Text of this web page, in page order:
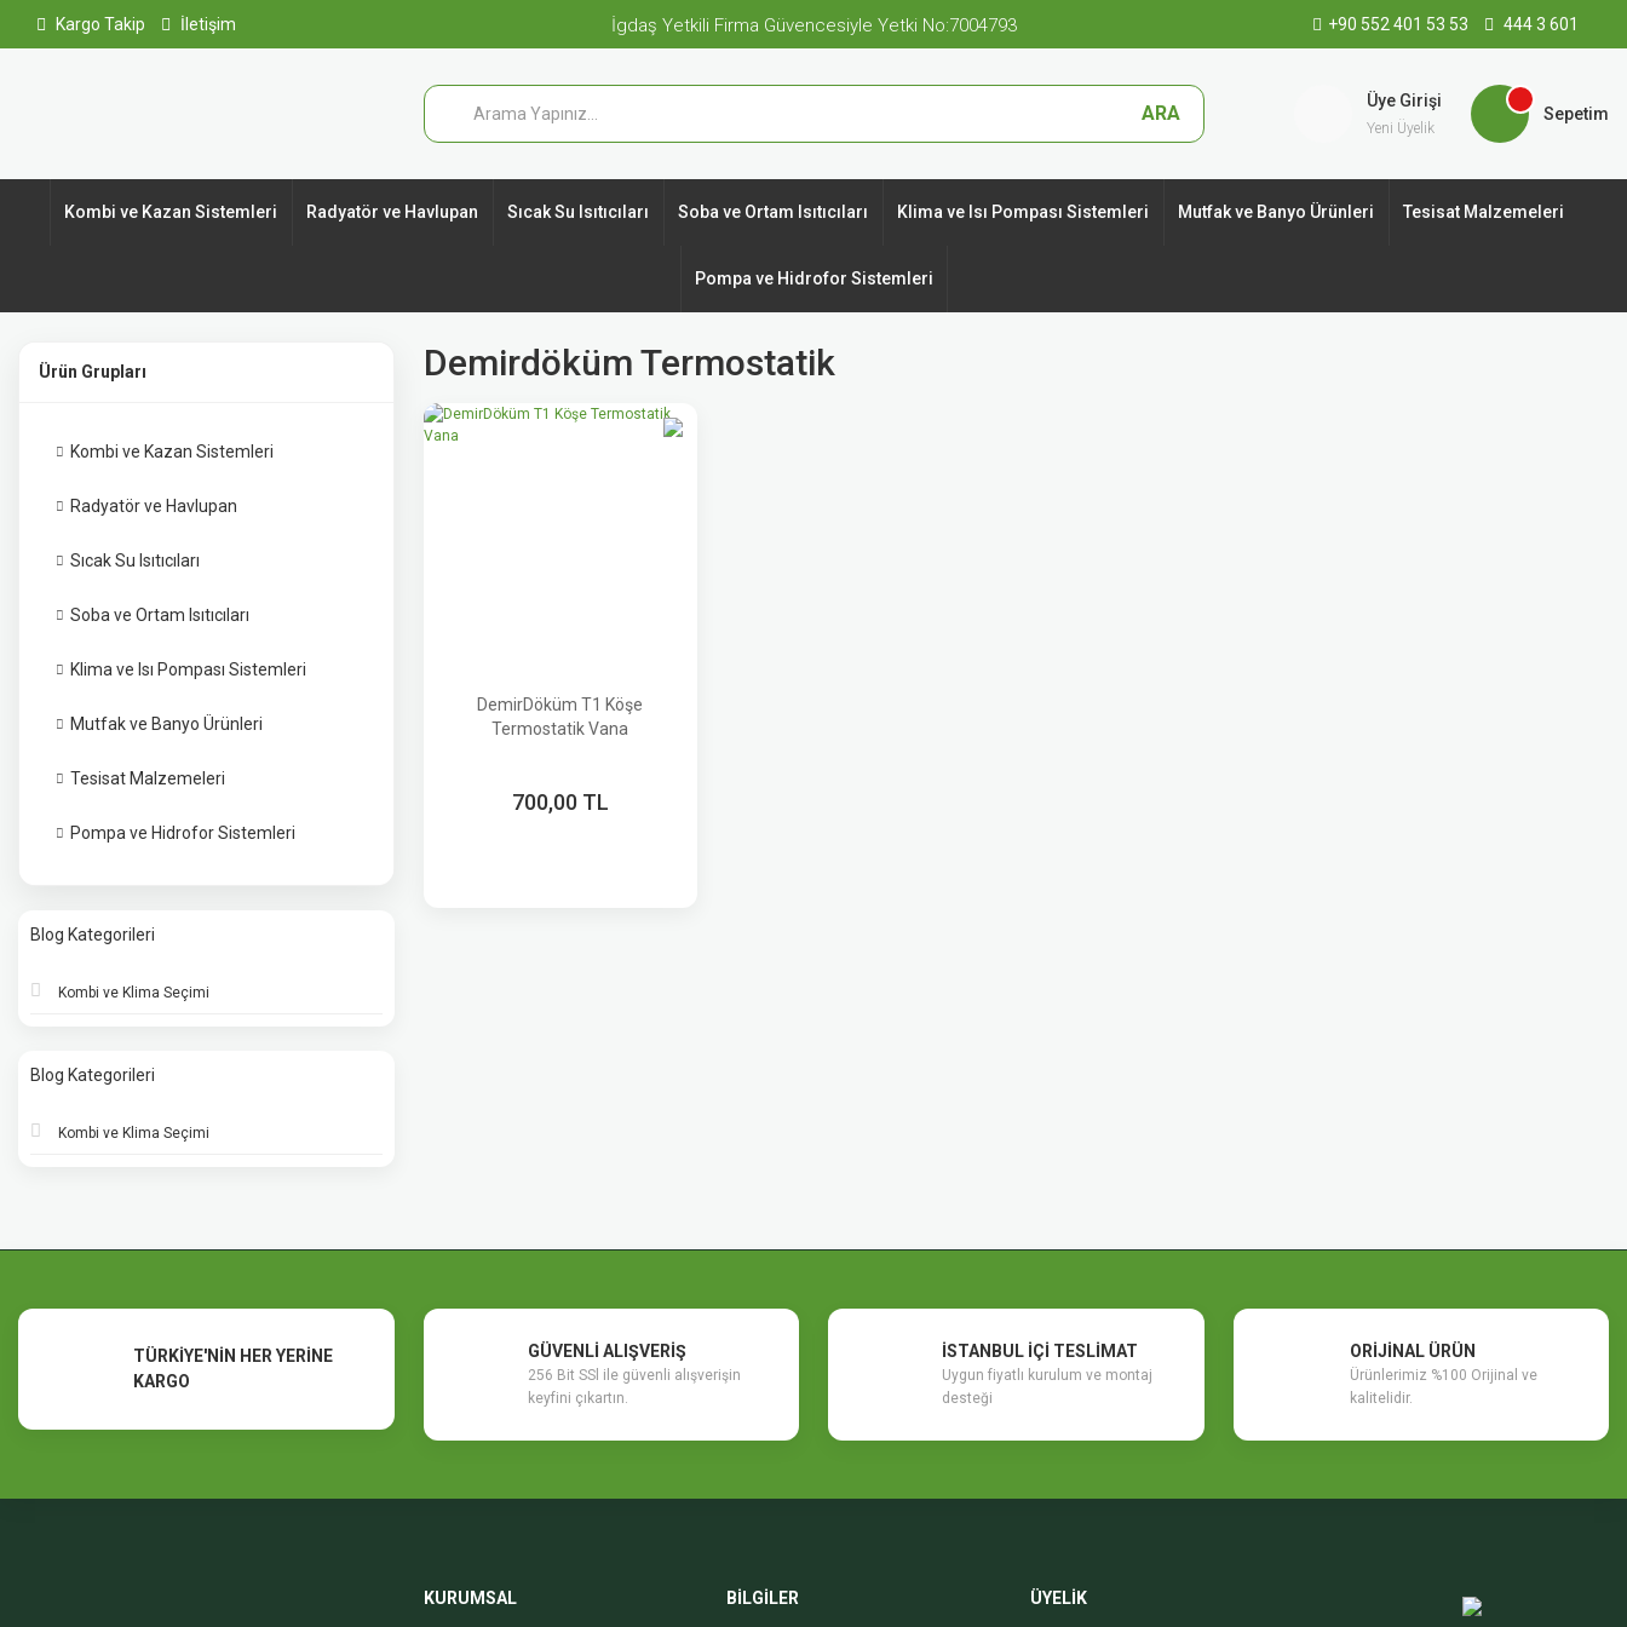
Kargo Takip İletişim İgdaş Yetkili Firma Güvencesiyle Yetki No:7004793 +90 552 401 53 53 444 3 601
ARA
Üye Girişi
Yeni Üyelik
Sepetim
Kombi ve Kazan Sistemleri Radyatör ve Havlupan Sıcak Su Isıtıcıları Soba ve Ortam Isıtıcıları Klima ve Isı Pompası Sistemleri Mutfak ve Banyo Ürünleri Tesisat Malzemeleri
Pompa ve Hidrofor Sistemleri
Ürün Grupları
Kombi ve Kazan Sistemleri
Radyatör ve Havlupan
Sıcak Su Isıtıcıları
Soba ve Ortam Isıtıcıları
Klima ve Isı Pompası Sistemleri
Mutfak ve Banyo Ürünleri
Tesisat Malzemeleri
Pompa ve Hidrofor Sistemleri
Blog Kategorileri
Kombi ve Klima Seçimi
Blog Kategorileri
Kombi ve Klima Seçimi
Demirdöküm Termostatik
DemirDöküm T1 Köşe
Termostatik Vana
700,00 TL
TÜRKİYE'NİN HER YERİNE
KARGO
GÜVENLİ ALIŞVERİŞ
256 Bit SSl ile güvenli alışverişin
keyfini çıkartın.
İSTANBUL İÇİ TESLİMAT
Uygun fiyatlı kurulum ve montaj
desteği
ORİJİNAL ÜRÜN
Ürünlerimiz %100 Orijinal ve
kalitelidir.
KURUMSAL BİLGİLER ÜYELİK